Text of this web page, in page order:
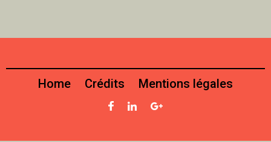
Home Crédits Mentions légales